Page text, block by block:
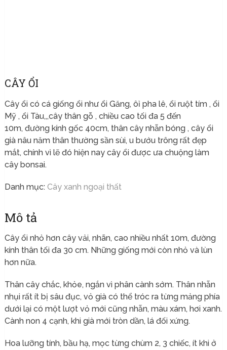
CÂY ỔI
Cây ổi có cá giống ổi như ổi Găng, ôỉ pha lê, ổi ruột tím , ổi
Mỹ , ổi Tàu,,,cây thân gỗ , chiều cao tối đa 5 đến
10m, đường kính gốc 40cm, thân cây nhẵn bóng , cây ổi
già nâu năm thân thường sần sùi, u bướu trông rất đẹp
mắt, chính vì lẽ đó hiện nay cây ổi được ưa chuộng làm
cây bonsai.
Danh mục: Cây xanh ngoại thất
Mô tả
Cây ổi nhỏ hơn cây vải, nhãn, cao nhiều nhất 10m, đường
kính thân tối đa 30 cm. Những giống mới còn nhỏ và lùn
hơn nữa.
Thân cây chắc, khỏe, ngắn vì phân cành sớm. Thân nhẵn
nhụi rất ít bị sâu đục, vỏ già có thể tróc ra từng mảng phía
dưới lại có một lượt vỏ mới cũng nhẵn, màu xám, hơi xanh.
Cành non 4 cạnh, khi già mới tròn dần, lá đối xứng.
Hoa lưỡng tính, bầu hạ, mọc từng chùm 2, 3 chiếc, ít khi ở